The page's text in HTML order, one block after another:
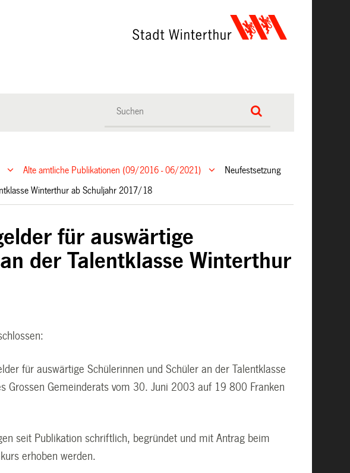
Alte amtliche Publikationen (09/2016 - 06/2021)
Neufestsetzung
Winterthur ab Schuljahr 2017/18
für auswärtige
der Talentklasse Winterthur
für auswärtige Schülerinnen und Schüler an der Talentklasse
Grossen Gemeinderats vom 30. Juni 2003 auf 19 800 Franken
seit Publikation schriftlich, begründet und mit Antrag beim
erhoben werden.